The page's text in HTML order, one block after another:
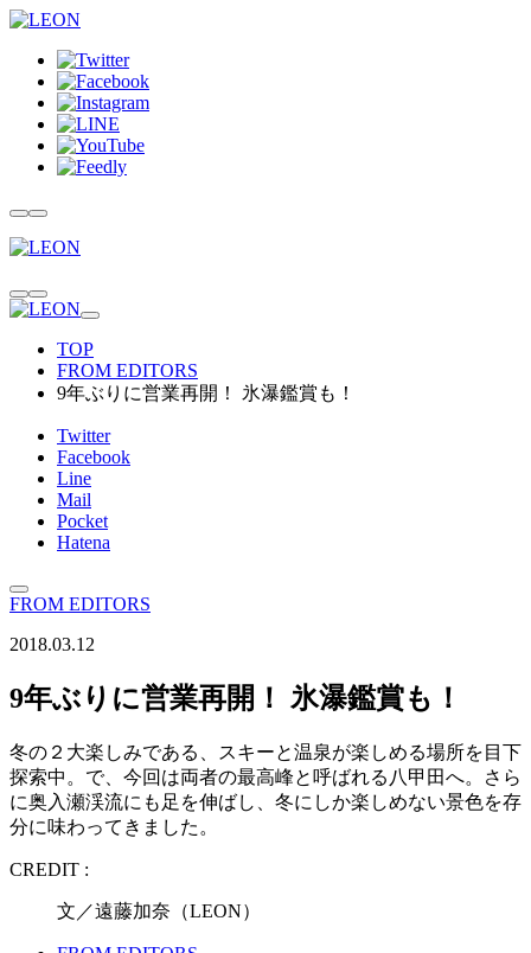
TOP
FROM EDITORS
9年ぶりに営業再開！ 氷瀑鑑賞も！
Twitter
Facebook
Line
Mail
Pocket
Hatena
FROM EDITORS
2018.03.12
9年ぶりに営業再開！ 氷瀑鑑賞も！
冬の２大楽しみである、スキーと温泉が楽しめる場所を目下
探索中。で、今回は両者の最高峰と呼ばれる八甲田へ。さら
に奥入瀬渓流にも足を伸ばし、冬にしか楽しめない景色を存
分に味わってきました。
CREDIT :
文／遠藤加奈（LEON）